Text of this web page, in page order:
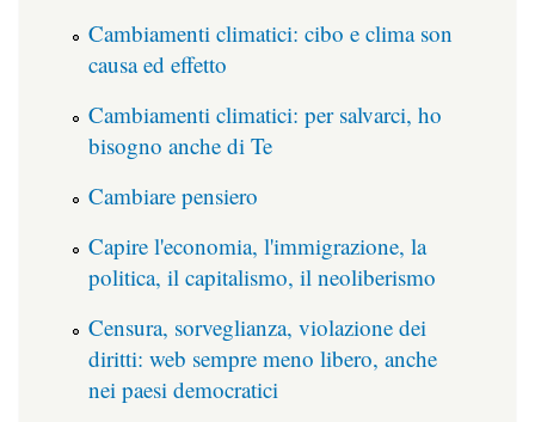
Cambiamenti climatici: cibo e clima son
causa ed effetto
Cambiamenti climatici: per salvarci, ho
bisogno anche di Te
Cambiare pensiero
Capire l'economia, l'immigrazione, la
politica, il capitalismo, il neoliberismo
Censura, sorveglianza, violazione dei
diritti: web sempre meno libero, anche
nei paesi democratici